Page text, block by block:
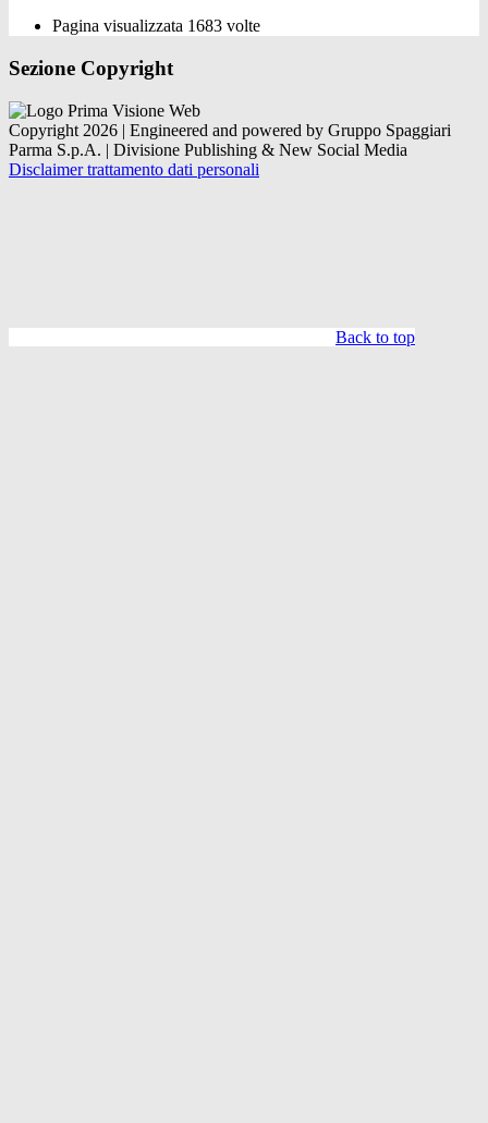
Pagina visualizzata 1683 volte
Sezione Copyright
Copyright 2026 | Engineered and powered by Gruppo Spaggiari
Parma S.p.A. | Divisione Publishing & New Social Media
Disclaimer trattamento dati personali
Back to top